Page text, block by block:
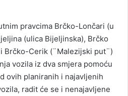
pravcima Brčko-Lončari (u
(ulica Bijeljinska), Brčko
Brčko-Cerik (¨Malezijski put¨)
vozila iz dva smjera pomoću
ovih planiranih i najavljenih
radit će se i nenajavljene